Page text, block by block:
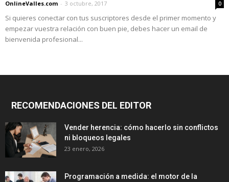
OnlineValles.com - 3 octubre, 2017 0
Si quieres conectar con tus suscriptores desde el primer momento y
empezar vuestra relación con buen pie, debes hacer un email de
bienvenida profesional...
RECOMENDACIONES DEL EDITOR
Vender herencia: cómo hacerlo sin conflictos
ni bloqueos legales
23 enero, 2026
Programación a medida: el motor de la